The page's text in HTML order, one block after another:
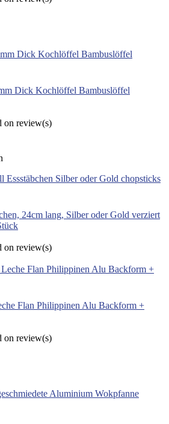
Dick Kochlöffel Bambuslöffel
on review(s)
24cm lang, Silber oder Gold verziert
on review(s)
Flan Philippinen Alu Backform +
on review(s)